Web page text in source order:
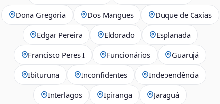
Dona Gregória Dos Mangues Duque de Caxias
Edgar Pereira Eldorado Esplanada
Francisco Peres I Funcionários Guarujá
Ibituruna Inconfidentes Independência
Interlagos Ipiranga Jaraguá